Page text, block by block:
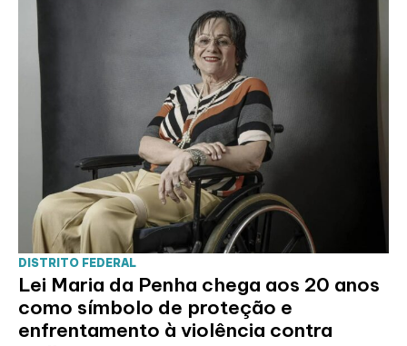
DISTRITO FEDERAL
Lei Maria da Penha chega aos 20 anos
como símbolo de proteção e
enfrentamento à violência contra